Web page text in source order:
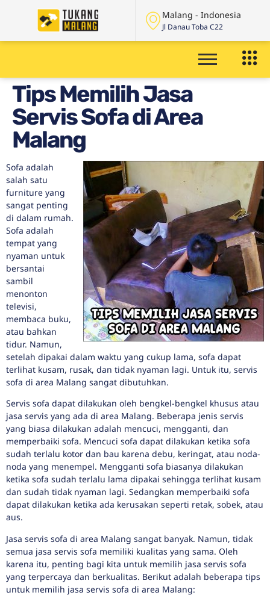
Malang - Indonesia
Jl Danau Toba C22
Tips Memilih Jasa
Servis Sofa di Area
Malang
Sofa adalah
salah satu
furniture yang
sangat penting
di dalam rumah.
Sofa adalah
tempat yang
nyaman untuk
bersantai
sambil
menonton
televisi,
membaca buku,
atau bahkan
tidur. Namun,
setelah dipakai dalam waktu yang cukup lama, sofa dapat
terlihat kusam, rusak, dan tidak nyaman lagi. Untuk itu, servis
sofa di area Malang sangat dibutuhkan.
Servis sofa dapat dilakukan oleh bengkel-bengkel khusus atau
jasa servis yang ada di area Malang. Beberapa jenis servis
yang biasa dilakukan adalah mencuci, mengganti, dan
memperbaiki sofa. Mencuci sofa dapat dilakukan ketika sofa
sudah terlalu kotor dan bau karena debu, keringat, atau noda-
noda yang menempel. Mengganti sofa biasanya dilakukan
ketika sofa sudah terlalu lama dipakai sehingga terlihat kusam
dan sudah tidak nyaman lagi. Sedangkan memperbaiki sofa
dapat dilakukan ketika ada kerusakan seperti retak, sobek, atau
aus.
Jasa servis sofa di area Malang sangat banyak. Namun, tidak
semua jasa servis sofa memiliki kualitas yang sama. Oleh
karena itu, penting bagi kita untuk memilih jasa servis sofa
yang terpercaya dan berkualitas. Berikut adalah beberapa tips
untuk memilih jasa servis sofa di area Malang: